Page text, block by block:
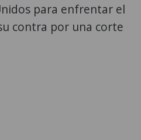
para enfrentar el
contra por una corte